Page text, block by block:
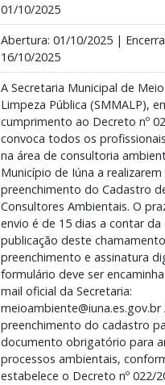
01/10/2025
Abertura: 01/10/2025 |
16/10/2025
A Secretaria Municipal de
Limpeza Pública (SMMALP),
cumprimento ao Decreto nº
convoca todos os
na área de consultoria
Município de Iúna a realizarem
preenchimento do Cadastro
Consultores Ambientais. O
envio é de 15 dias a contar
publicação deste
preenchimento e assinatura
formulário deve ser
mail oficial da Secretaria:
meioambiente@iuna.es.gov.br
preenchimento do cadastro
documento obrigatório para
processos ambientais,
estabelece o Decreto nº 022/